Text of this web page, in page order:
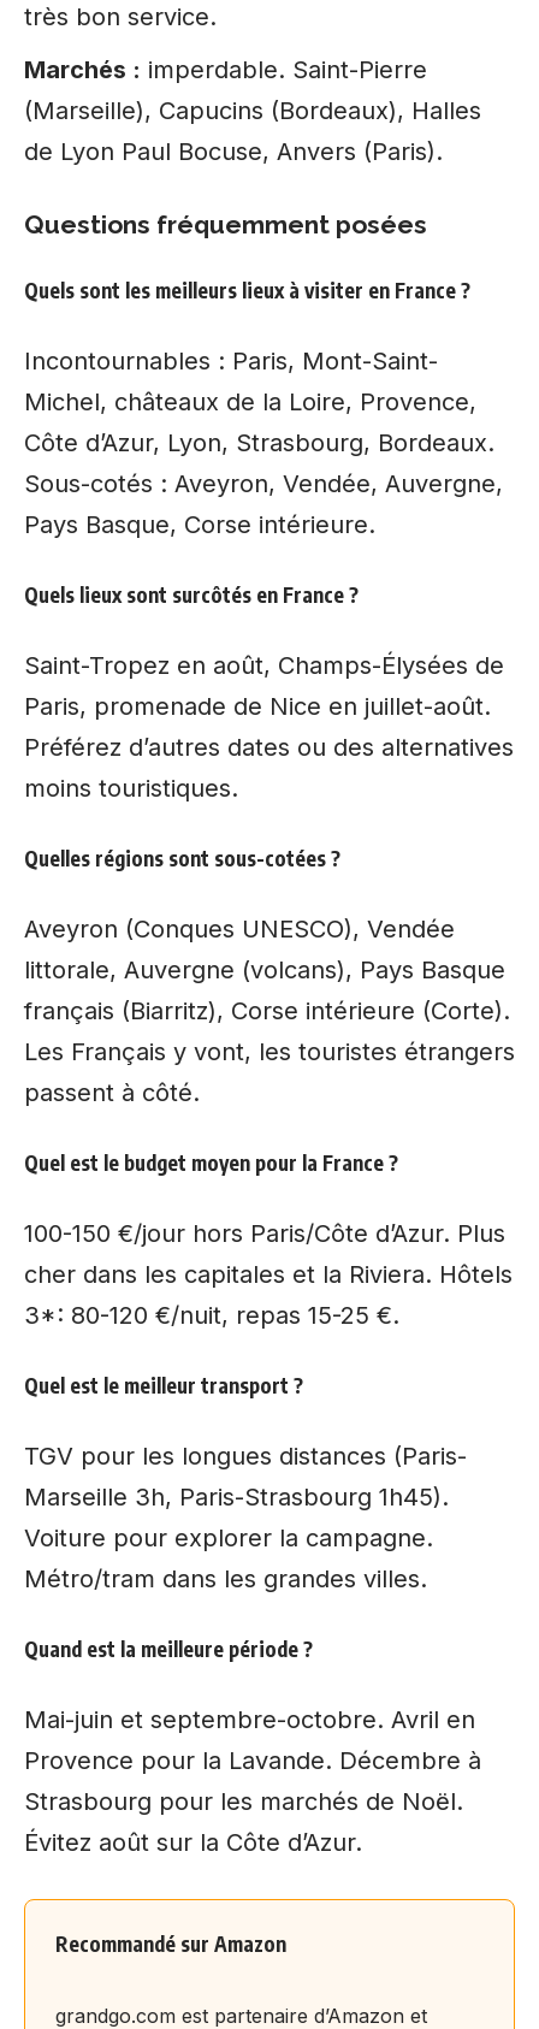
très bon service.
Marchés : imperdable. Saint-Pierre
(Marseille), Capucins (Bordeaux), Halles
de Lyon Paul Bocuse, Anvers (Paris).
Questions fréquemment posées
Quels sont les meilleurs lieux à visiter en France ?
Incontournables : Paris, Mont-Saint-
Michel, châteaux de la Loire, Provence,
Côte d’Azur, Lyon, Strasbourg, Bordeaux.
Sous-cotés : Aveyron, Vendée, Auvergne,
Pays Basque, Corse intérieure.
Quels lieux sont surcôtés en France ?
Saint-Tropez en août, Champs-Élysées de
Paris, promenade de Nice en juillet-août.
Préférez d’autres dates ou des alternatives
moins touristiques.
Quelles régions sont sous-cotées ?
Aveyron (Conques UNESCO), Vendée
littorale, Auvergne (volcans), Pays Basque
français (Biarritz), Corse intérieure (Corte).
Les Français y vont, les touristes étrangers
passent à côté.
Quel est le budget moyen pour la France ?
100-150 €/jour hors Paris/Côte d’Azur. Plus
cher dans les capitales et la Riviera. Hôtels
3*: 80-120 €/nuit, repas 15-25 €.
Quel est le meilleur transport ?
TGV pour les longues distances (Paris-
Marseille 3h, Paris-Strasbourg 1h45).
Voiture pour explorer la campagne.
Métro/tram dans les grandes villes.
Quand est la meilleure période ?
Mai-juin et septembre-octobre. Avril en
Provence pour la Lavande. Décembre à
Strasbourg pour les marchés de Noël.
Évitez août sur la Côte d’Azur.
Recommandé sur Amazon
grandgo.com est partenaire d’Amazon et